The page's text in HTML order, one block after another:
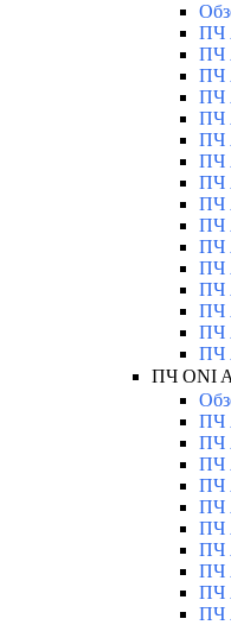
ПЧ
ПЧ
ПЧ
ПЧ
ПЧ
ПЧ
ПЧ
ПЧ
ПЧ
ПЧ
ПЧ
ПЧ
ПЧ
ПЧ
ПЧ
ПЧ
ПЧ ONI
ПЧ
ПЧ
ПЧ
ПЧ
ПЧ
ПЧ
ПЧ
ПЧ
ПЧ
ПЧ